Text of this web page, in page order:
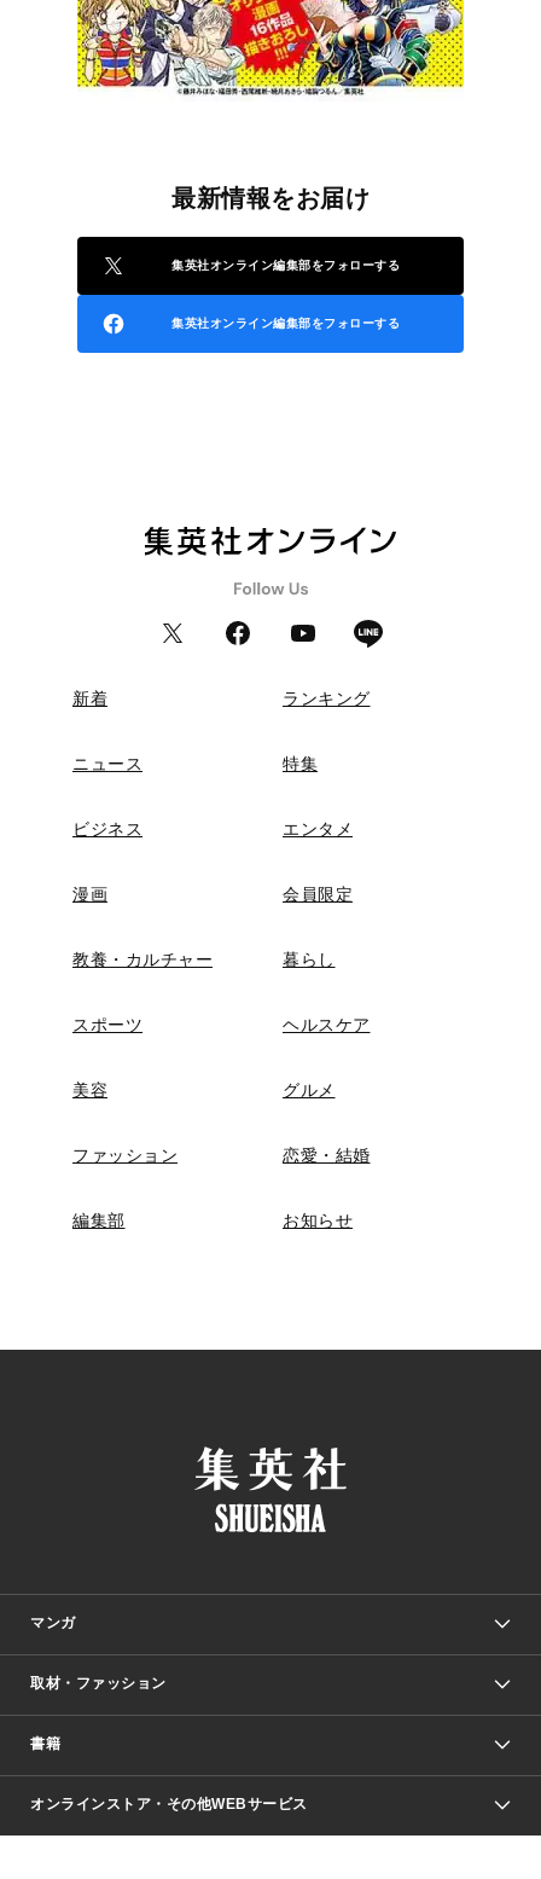
最新情報をお届け
集英社オンライン編集部をフォローする
集英社オンライン編集部をフォローする
新着 ランキング
ニュース 特集
ビジネス エンタメ
漫画 会員限定
教養・カルチャー 暮らし
スポーツ ヘルスケア
美容 グルメ
ファッション 恋愛・結婚
編集部 お知らせ
マンガ
少年マンガ
Vジャンプ
週刊ヤングジャンプ
少女マンガ
取材・ファッション
Seventeen
芸能・情報・スポーツ
書籍
文芸・文庫・総合
オンラインストア・その他WEBサービス